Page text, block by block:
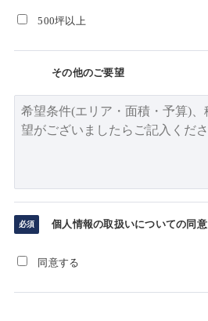
500坪以上
その他のご要望
個人情報の取扱いについての同意
同意する